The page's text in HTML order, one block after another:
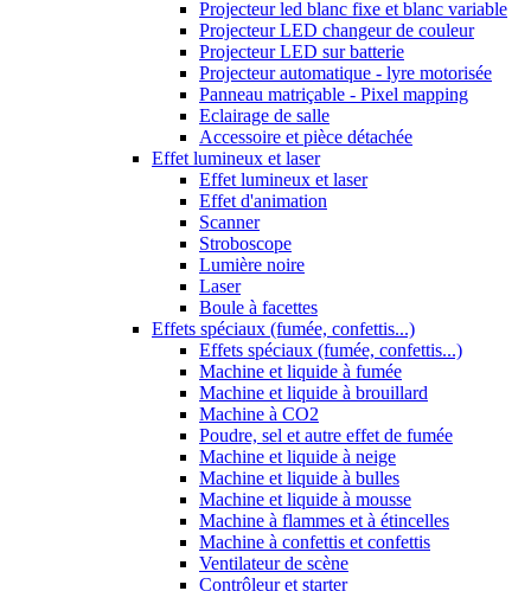
Projecteur led blanc fixe et blanc variable
Projecteur LED changeur de couleur
Projecteur LED sur batterie
Projecteur automatique - lyre motorisée
Panneau matriçable - Pixel mapping
Eclairage de salle
Accessoire et pièce détachée
Effet lumineux et laser
Effet lumineux et laser
Effet d'animation
Scanner
Stroboscope
Lumière noire
Laser
Boule à facettes
Effets spéciaux (fumée, confettis...)
Effets spéciaux (fumée, confettis...)
Machine et liquide à fumée
Machine et liquide à brouillard
Machine à CO2
Poudre, sel et autre effet de fumée
Machine et liquide à neige
Machine et liquide à bulles
Machine et liquide à mousse
Machine à flammes et à étincelles
Machine à confettis et confettis
Ventilateur de scène
Contrôleur et starter